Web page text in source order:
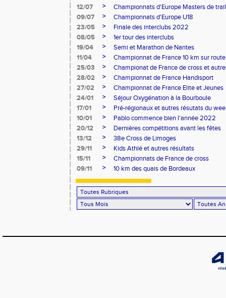
12/07
>
Championnats d'Europe Masters de trail
09/07
>
Championnats d'Europe U18
23/05
>
Finale des interclubs 2022
08/05
>
1er tour des interclubs
19/04
>
Semi et Marathon de Nantes
11/04
>
Championnat de France 10 km sur route
25/03
>
Championat de France de cross et
28/02
>
Championnat de France Handisport
27/02
>
Championnat de France Elite et Jeunes
24/01
>
Séjour Oxygénation à la Bourboule
17/01
>
Pré-régionaux et autres résutats du
10/01
>
Pablo commence bien l'année 2022
20/12
>
Dernières compétitions avant les fêtes
13/12
>
38e Cross de Limoges
29/11
>
Kids Athlé et autres résultats
15/11
>
Championnats de France de cross
09/11
> 10 km des quais de Bordeaux